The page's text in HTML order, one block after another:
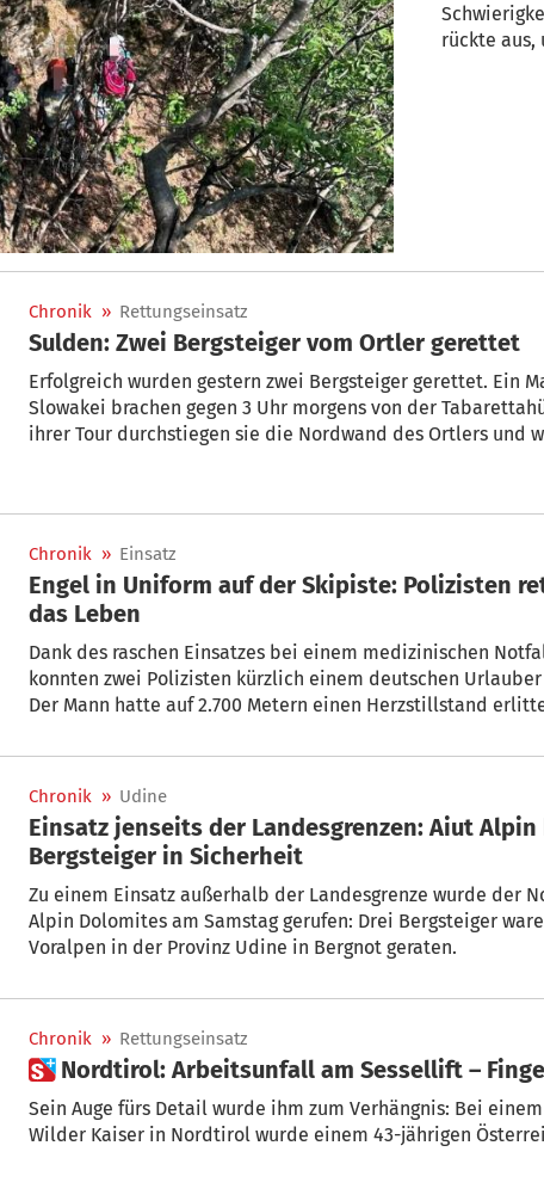
rückte aus,
Chronik » Rettungseinsatz
Sulden: Zwei Bergsteiger vom Ortler gerettet
Erfolgreich wurden gestern zwei Bergsteiger gerettet. Ein Mann und eine Frau aus der
Slowakei brachen gegen 3 Uhr morgens von der
ihrer Tour durchstiegen sie die Nordwand des Ortlers und
Chronik » Einsatz
Engel in Uniform auf der Skipiste: Polizisten
das Leben
Dank des raschen Einsatzes bei einem medizinischen
konnten zwei Polizisten kürzlich einem deutschen
Der Mann hatte auf 2.700 Metern einen Herzstillstand
Chronik » Udine
Einsatz jenseits der Landesgrenzen: Aiut
Bergsteiger in Sicherheit
Zu einem Einsatz außerhalb der Landesgrenze wurde der
Alpin Dolomites am Samstag gerufen: Drei Bergsteiger
Voralpen in der Provinz Udine in Bergnot geraten.
Chronik » Rettungseinsatz
 Nordtirol: Arbeitsunfall am Sessellift –
Sein Auge fürs Detail wurde ihm zum Verhängnis: Bei
Wilder Kaiser in Nordtirol wurde einem 43-jährigen